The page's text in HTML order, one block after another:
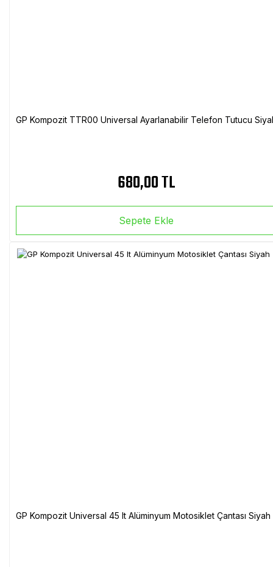
GP Kompozit TTR00 Universal Ayarlanabilir Telefon Tutucu
680,00 TL
Sepete Ekle
GP Kompozit Universal 45 lt Alüminyum Motosiklet Çantası Siyah